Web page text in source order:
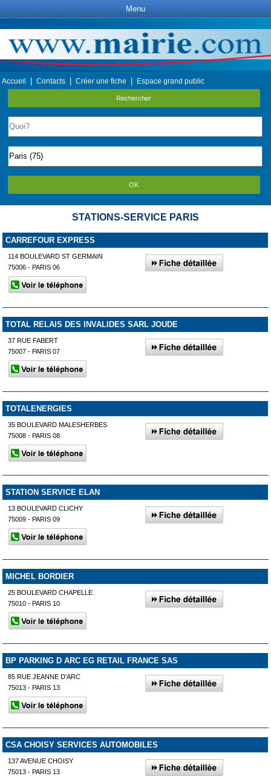
Menu
Accueil Contacts Créer une fiche Espace grand public
Rechercher
OK
STATIONS-SERVICE PARIS
CARREFOUR EXPRESS
114 BOULEVARD ST GERMAIN
75006 - PARIS 06
TOTAL RELAIS DES INVALIDES SARL JOUDE
37 RUE FABERT
75007 - PARIS 07
TOTALENERGIES
35 BOULEVARD MALESHERBES
75008 - PARIS 08
STATION SERVICE ELAN
13 BOULEVARD CLICHY
75009 - PARIS 09
MICHEL BORDIER
25 BOULEVARD CHAPELLE
75010 - PARIS 10
BP PARKING D ARC EG RETAIL FRANCE SAS
85 RUE JEANNE D'ARC
75013 - PARIS 13
CSA CHOISY SERVICES AUTOMOBILES
137 AVENUE CHOISY
75013 - PARIS 13